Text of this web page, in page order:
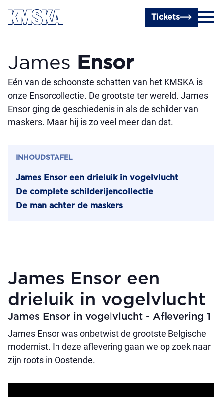
Ga naar hoofdinhoud
Tickets
James Ensor
Eén van de schoonste schatten van het KMSKA is
onze Ensorcollectie. De grootste ter wereld. James
Ensor ging de geschiedenis in als de schilder van
maskers. Maar hij is zo veel meer dan dat.
INHOUDSTAFEL
James Ensor een drieluik in vogelvlucht
De complete schilderijencollectie
De man achter de maskers
James Ensor een
drieluik in vogelvlucht
James Ensor in vogelvlucht - Aflevering 1
James Ensor was onbetwist de grootste Belgische
modernist. In deze aflevering gaan we op zoek naar
zijn roots in Oostende.